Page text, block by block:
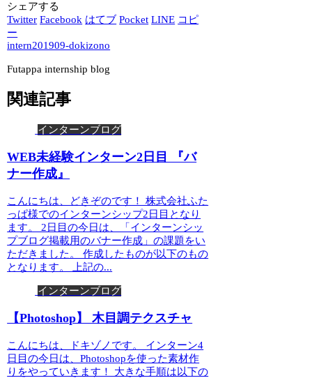
シェアする
Twitter Facebook はてブ Pocket LINE コピ
ー
intern201909-dokizono
Futappa internship blog
関連記事
インターンブログ
WEB未経験インターン2日目 『バ
ナー作成』
こんにちは、どきぞのです！ 株式会社ふた
っぱ様でのインターンシップ2日目となり
ます。 2日目の今日は、「インターンシッ
プブログ掲載用のバナー作成」の課題をい
ただきました。 作成したものが以下のもの
となります。 上記の...
インターンブログ
【Photoshop】 木目調テクスチャ
こんにちは、ドキゾノです。 インターン4
日目の今日は、Photoshopを使った素材作
りをやっていきます！ 大きな手順は以下の